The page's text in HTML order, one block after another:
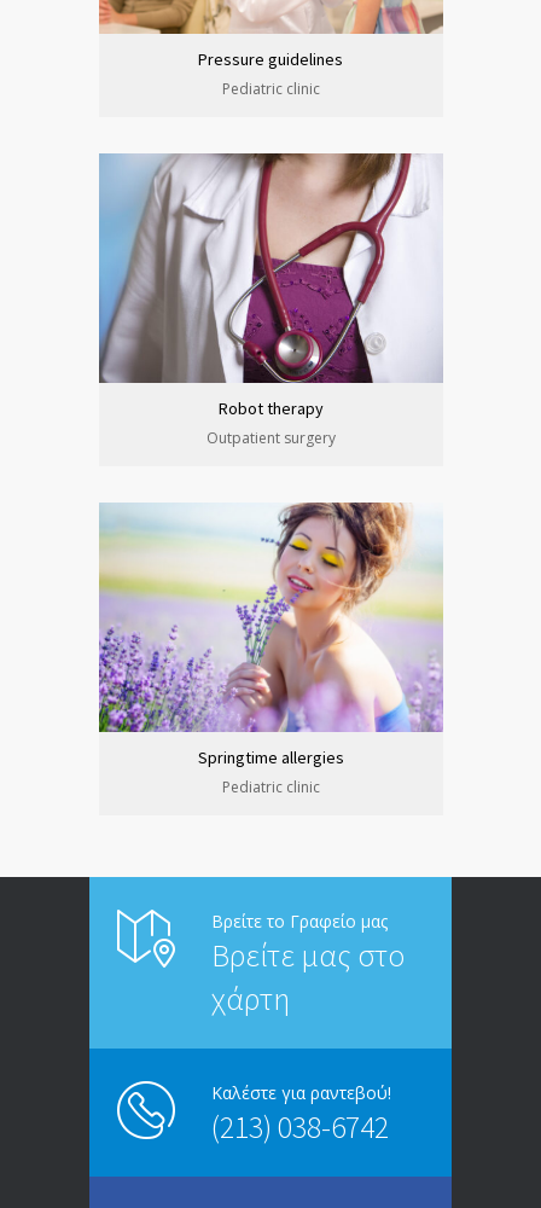
Pressure guidelines
Pediatric clinic
Robot therapy
Outpatient surgery
Springtime allergies
Pediatric clinic
Βρείτε το Γραφείο μας
Βρείτε μας στο
χάρτη
Καλέστε για ραντεβού!
(213) 038-6742